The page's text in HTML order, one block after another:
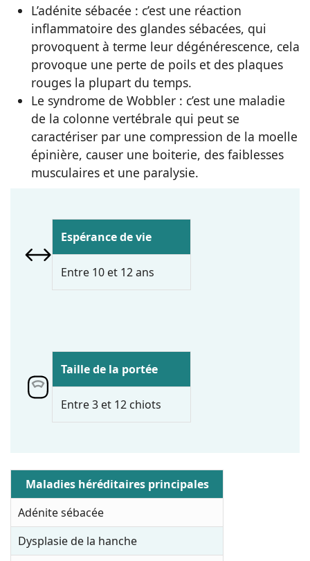
L’adénite sébacée : c’est une réaction
inflammatoire des glandes sébacées, qui
provoquent à terme leur dégénérescence, cela
provoque une perte de poils et des plaques
rouges la plupart du temps.
Le syndrome de Wobbler : c’est une maladie
de la colonne vertébrale qui peut se
caractériser par une compression de la moelle
épinière, causer une boiterie, des faiblesses
musculaires et une paralysie.
Espérance de vie
Entre 10 et 12 ans
Taille de la portée
Entre 3 et 12 chiots
Maladies héréditaires principales
Adénite sébacée
Dysplasie de la hanche